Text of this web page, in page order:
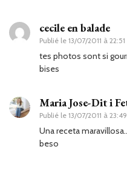
cecile en balade
Publié le 13/07/2011 à 22:51
tes photos sont si
bises
Maria Jose-Dit i
Publié le 13/07/2011 à 23:49
Una receta
beso